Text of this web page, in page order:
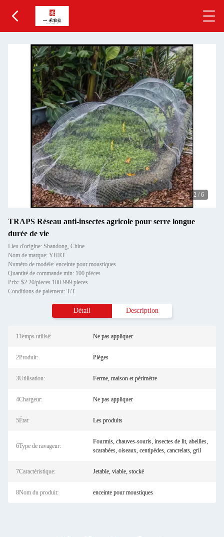
2 / 6
TRAPS Réseau anti-insectes agricole pour serre longue
durée de vie
Lieu d'origine: Shandong, Chine
Nom de marque: YHRT
Numéro de modèle: enceinte pour moustiques
Quantité de commande min: 100 pièces
Prix: $2.20/pieces 100-999 pieces
Conditions de paiement: T/T
Détail Description
1Temps utilisé: Ne pas appliquer
2Produit: Pièges
3Utilisation: Ferme, maison et périmètre
4Chargeur: Ne pas appliquer
5État: Les produits
6Type de ravageur:
Fourmis, chauves-souris, insectes de lit, abeilles,
scarabées, oiseaux, centipèdes, cancrelats, gril
7Caractéristique: Jetable, viable, stocké
8Nom du produit: enceinte pour moustiques